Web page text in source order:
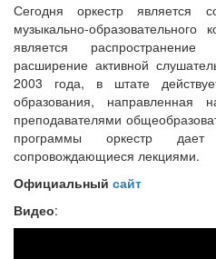
Сегодня оркестр является
музыкально-образовательного
является
расширение активной
2003 года, в штате
образования,
преподавателями
программы оркестр дает
сопровождающиеся лекциями.
Официальный сайт
Видео: